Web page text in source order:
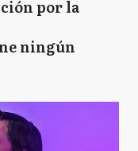
por la
ningún